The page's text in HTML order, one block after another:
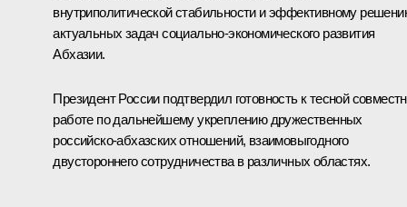
внутриполитической стабильности и эффективному
актуальных задач социально-экономического развития
Абхазии.
Президент России подтвердил готовность к тесной
работе по дальнейшему укреплению дружественных
российско-абхазских отношений, взаимовыгодного
двустороннего сотрудничества в различных областях.